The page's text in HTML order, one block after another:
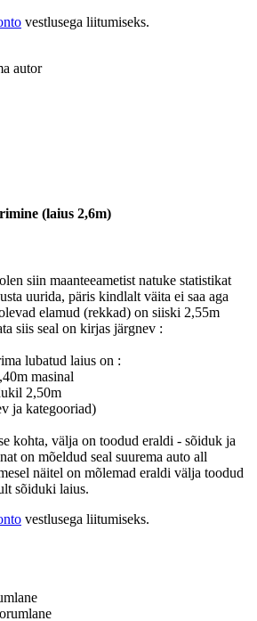
vestlusega liitumiseks.
autor
(laius 2,6m)
siin maanteeametist natuke statistikat
uurida, päris kindlalt väita ei saa aga
elamud (rekkad) on siiski 2,55m
siis seal on kirjas järgnev :
lubatud laius on :
masinal
2,50m
ja kategooriad)
kohta, välja on toodud eraldi - sõiduk ja
on mõeldud seal suurema auto all
näitel on mõlemad eraldi välja toodud
sõiduki laius.
vestlusega liitumiseks.